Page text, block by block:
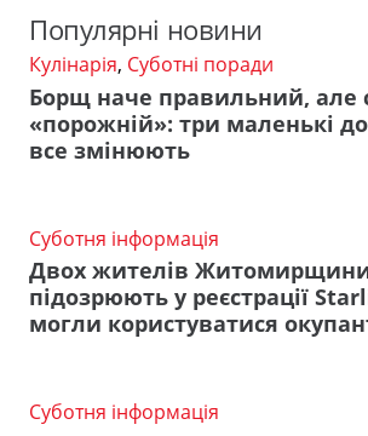
Популярні новини
Кулінарія, Суботні поради
Борщ наче правильний, але
«порожній»: три маленькі
все змінюють
Суботня інформація
Двох жителів
підозрюють у реєстрації
могли користуватися
Суботня інформація